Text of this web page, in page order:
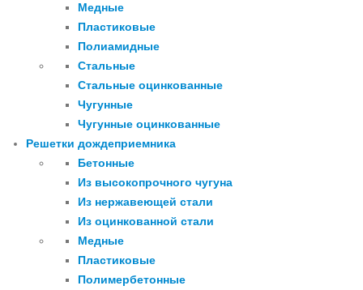
Медные
Пластиковые
Полиамидные
Стальные
Стальные оцинкованные
Чугунные
Чугунные оцинкованные
Решетки дождеприемника
Бетонные
Из высокопрочного чугуна
Из нержавеющей стали
Из оцинкованной стали
Медные
Пластиковые
Полимербетонные